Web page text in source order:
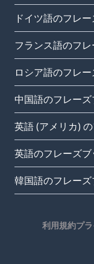
ドイツ語のフレ
フランス語のフレ
ロシア語のフレー
中国語のフレーズ
英語 (アメリカ)
英語のフレーズブ
韓国語のフレーズ
利用規約プ